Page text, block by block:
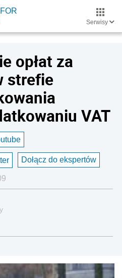
Serwisy
opłat za
strefie
VAT
Dołącz do ekspertów